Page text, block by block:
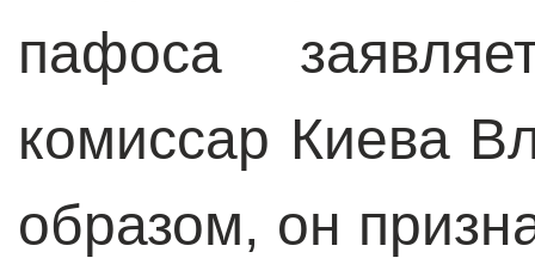
пафоса
комиссар Киева
образом, он